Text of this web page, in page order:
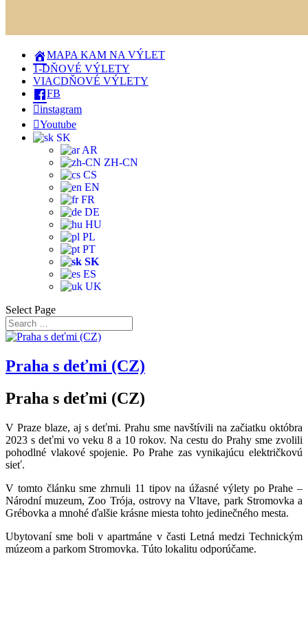
MAPA KAM NA VÝLET
1-DŇOVÉ VÝLETY
VIACDŇOVÉ VÝLETY
FB
instagram
Youtube
SK
AR
ZH-CN
CS
EN
FR
DE
HU
PL
PT
SK
ES
UK
Select Page
Praha s deťmi (CZ)
Praha s deťmi (CZ)
V Praze blaze, aj s deťmi. Prahu sme navštívili na začiatku októbra
2023 s deťmi vo veku 8 a 10 rokov. Na cestu do Prahy sme zvolili
pohodlné vlakové spojenie. Po Prahe zas vynikajúcu električkovú
sieť.
V tomto článku sme zhrnuli 11 tipov na úžasné výlety po Prahe –
Národní muzeum, Zoo Trója, ostrovy na Vltave, park Stromovka a
Grébovka a mnohé ďalšie krásne miesta tohto jedinečného mesta.
Ubytovaní sme boli v apartmáne v časti Letná medzi Technickým
múzeom a parkom Stromovka. Túto lokalitu odporúčame.